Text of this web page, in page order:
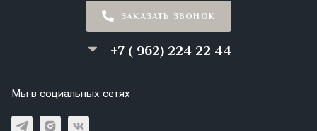
ЗАКАЗАТЬ ЗВОНОК
+7 ( 962) 224 22 44
Мы в социальных сетях